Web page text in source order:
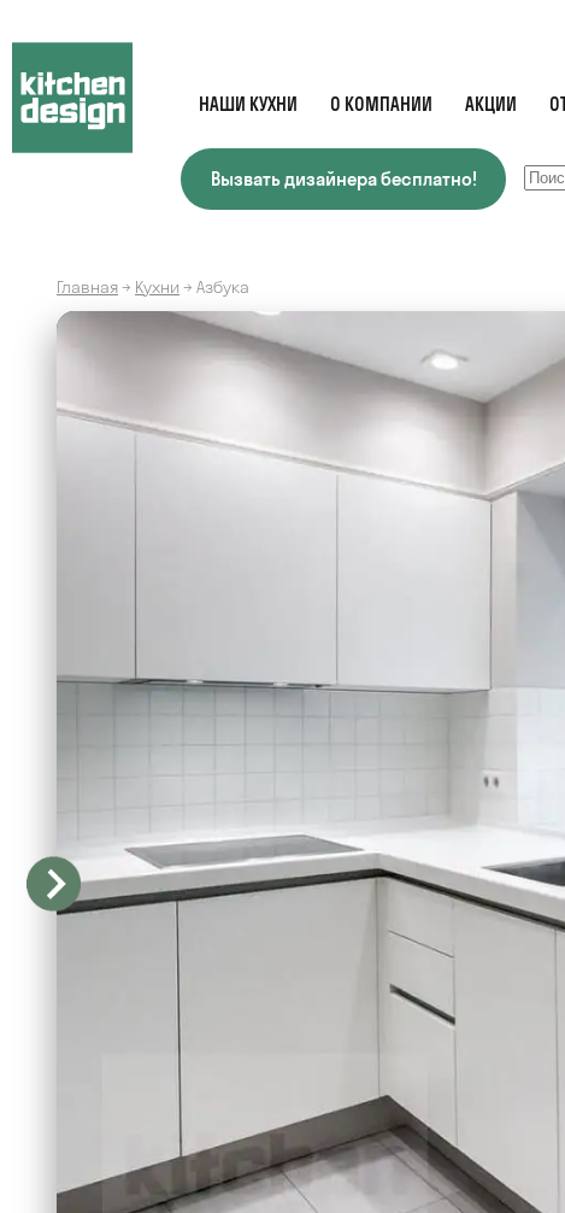
НАШИ КУХНИ О КОМПАНИИ АКЦИИ
Вызвать дизайнера бесплатно!
Главная→ Кухни → Азбука